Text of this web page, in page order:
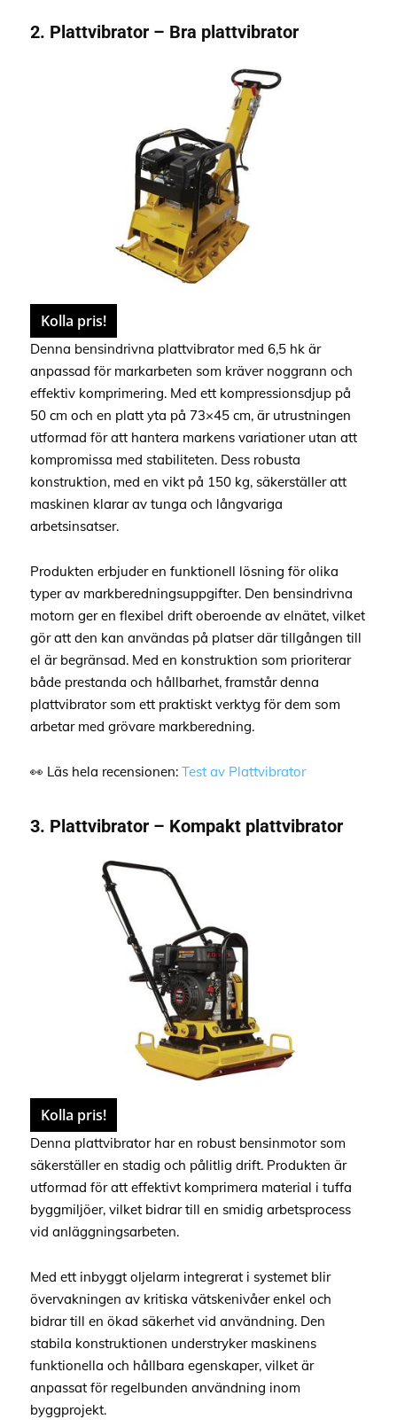
2. Plattvibrator – Bra plattvibrator
Kolla pris!
Denna bensindrivna plattvibrator med 6,5 hk är
anpassad för markarbeten som kräver noggrann och
effektiv komprimering. Med ett kompressionsdjup på
50 cm och en platt yta på 73×45 cm, är utrustningen
utformad för att hantera markens variationer utan att
kompromissa med stabiliteten. Dess robusta
konstruktion, med en vikt på 150 kg, säkerställer att
maskinen klarar av tunga och långvariga
arbetsinsatser.
Produkten erbjuder en funktionell lösning för olika
typer av markberedningsuppgifter. Den bensindrivna
motorn ger en flexibel drift oberoende av elnätet, vilket
gör att den kan användas på platser där tillgången till
el är begränsad. Med en konstruktion som prioriterar
både prestanda och hållbarhet, framstår denna
plattvibrator som ett praktiskt verktyg för dem som
arbetar med grövare markberedning.
👀 Läs hela recensionen: Test av Plattvibrator
3. Plattvibrator – Kompakt plattvibrator
Kolla pris!
Denna plattvibrator har en robust bensinmotor som
säkerställer en stadig och pålitlig drift. Produkten är
utformad för att effektivt komprimera material i tuffa
byggmiljöer, vilket bidrar till en smidig arbetsprocess
vid anläggningsarbeten.
Med ett inbyggt oljelarm integrerat i systemet blir
övervakningen av kritiska vätskenivåer enkel och
bidrar till en ökad säkerhet vid användning. Den
stabila konstruktionen understryker maskinens
funktionella och hållbara egenskaper, vilket är
anpassat för regelbunden användning inom
byggprojekt.